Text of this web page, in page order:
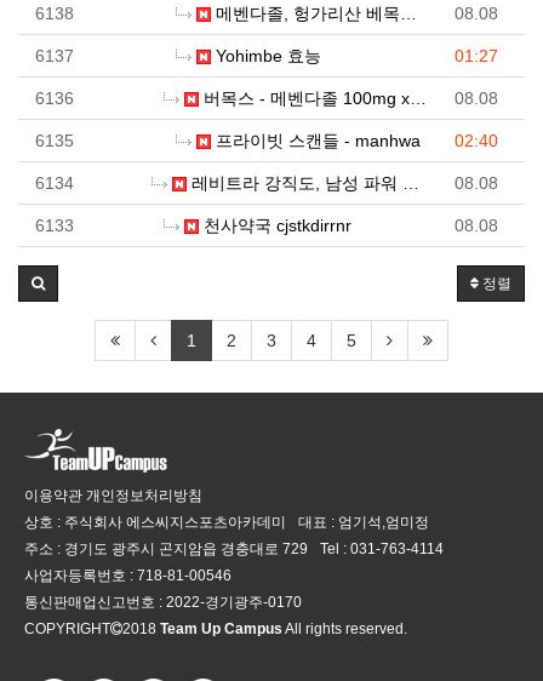
6138 메벤다졸, 헝가리산 베목스(VERMOX) 정보 - 러시… 08.08
6137 Yohimbe 효능 01:27
6136 버목스 - 메벤다졸 100mg x 6정 (유럽산 C형 … 08.08
6135 프라이빗 스캔들 - manhwa 02:40
6134 레비트라 강직도, 남성 파워 업그레이드 방법 08.08
6133 천사약국 cjstkdirrnr 08.08
정렬
1 2 3 4 5
이용약관 개인정보처리방침
상호 : 주식회사 에스씨지스포츠아카데미
대표 : 엄기석,엄미정
주소 : 경기도 광주시 곤지암읍 경충대로 729
Tel : 031-763-4114
사업자등록번호 : 718-81-00546
통신판매업신고번호 : 2022-경기광주-0170
COPYRIGHT
2018 Team Up Campus All rights reserved.